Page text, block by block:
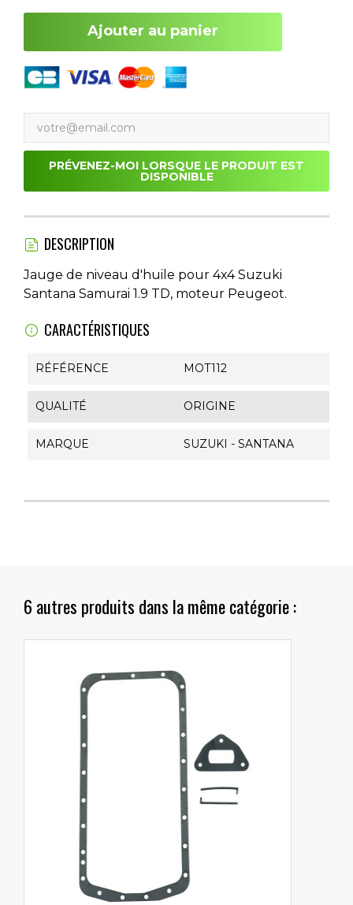
Ajouter au panier
PRÉVENEZ-MOI LORSQUE LE PRODUIT EST
DISPONIBLE
DESCRIPTION
Jauge de niveau d'huile pour 4x4 Suzuki
Santana Samurai 1.9 TD, moteur Peugeot.
CARACTÉRISTIQUES
RÉFÉRENCE MOT112
QUALITÉ ORIGINE
MARQUE SUZUKI - SANTANA
6 autres produits dans la même catégorie :